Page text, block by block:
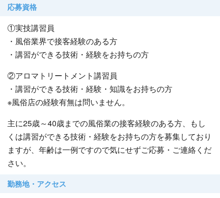
応募資格
①実技講習員
・風俗業界で接客経験のある方
・講習ができる技術・経験をお持ちの方
②アロマトリートメント講習員
・講習ができる技術・経験・知識をお持ちの方
※風俗店の経験有無は問いません。
主に25歳～40歳までの風俗業の接客経験のある方、もし
くは講習ができる技術・経験をお持ちの方を募集しており
ますが、年齢は一例ですので気にせずご応募・ご連絡くだ
さい。
勤務地・アクセス